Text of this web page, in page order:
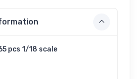
pcs 1/18 scale